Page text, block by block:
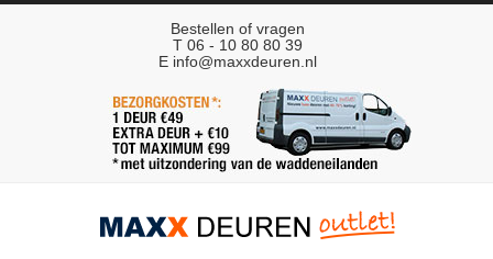
Bestellen of vragen
T 06 - 10 80 80 39
E info@maxxdeuren.nl